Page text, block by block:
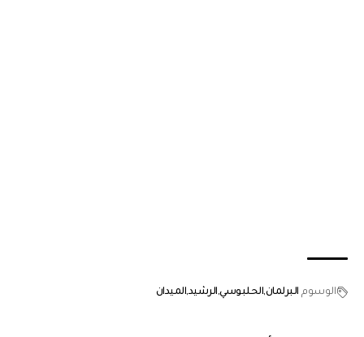
الوسوم البرلمانالحلبوسي الرشيدالميدان